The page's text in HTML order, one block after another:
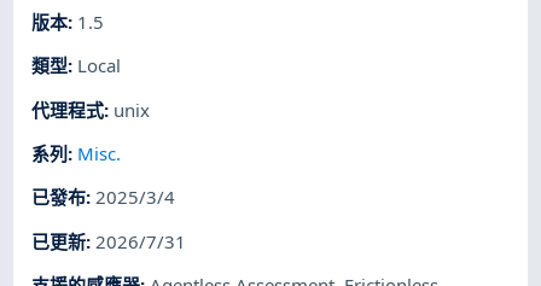
版本: 1.5
類型: Local
代理程式: unix
系列 : Misc.
已發布:2025/3/4
已更新: 2026/7/31